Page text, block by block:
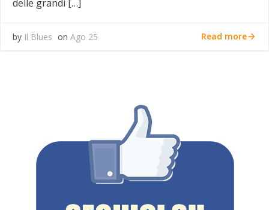
delle grandi […]
by Il Blues on Ago 25 Read more